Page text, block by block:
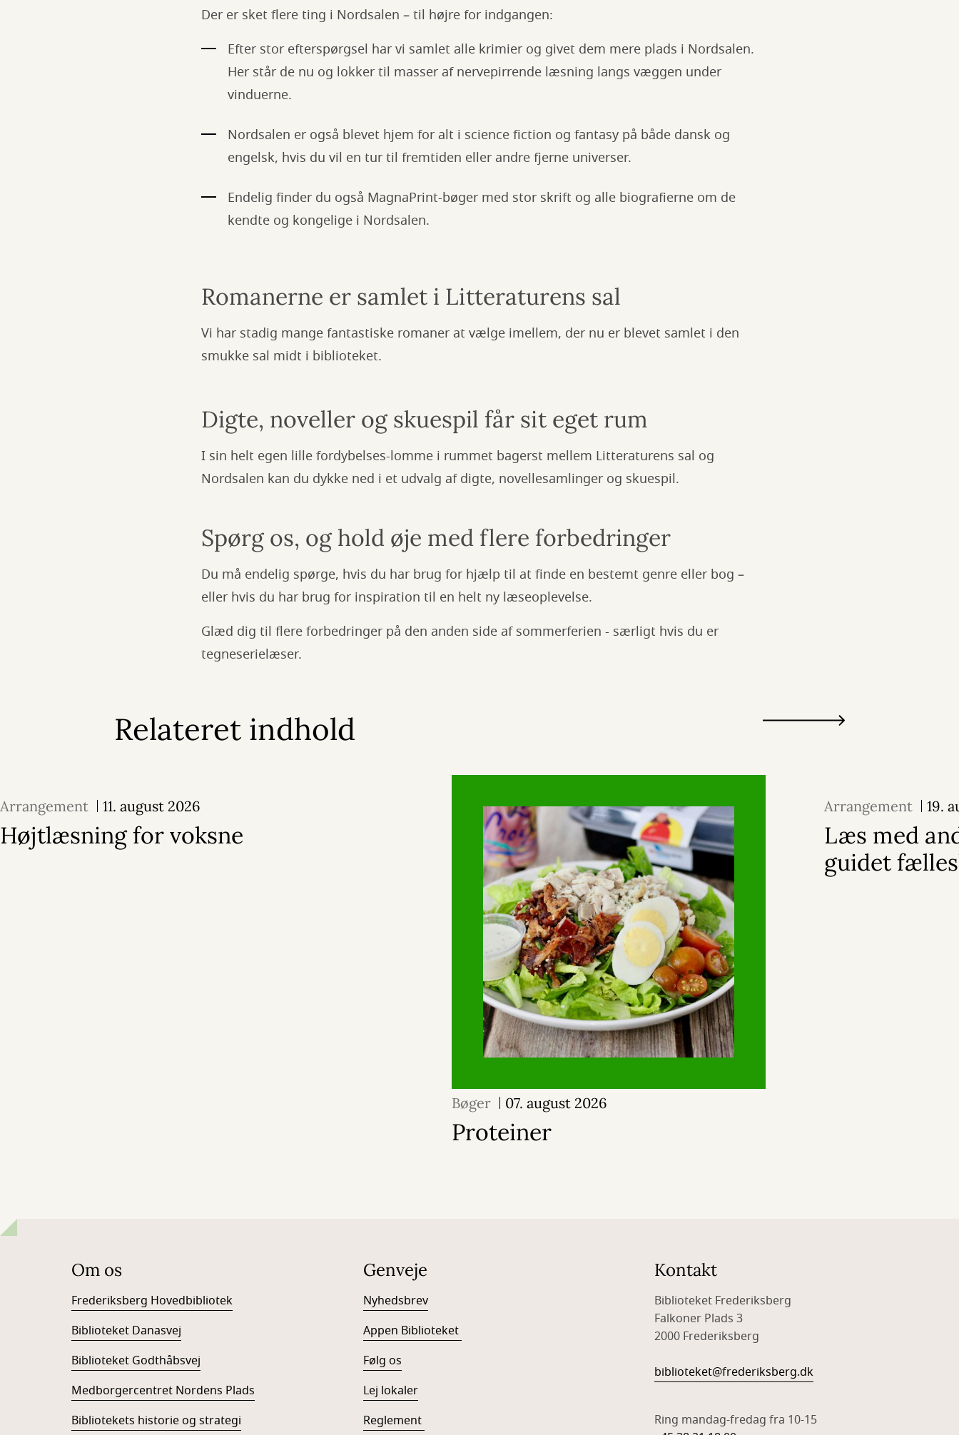
Der er sket flere ting i Nordsalen – til højre for indgangen:
Efter stor efterspørgsel har vi samlet alle krimier og givet dem mere plads i Nordsalen.
Her står de nu og lokker til masser af nervepirrende læsning langs væggen under
vinduerne.
Nordsalen er også blevet hjem for alt i science fiction og fantasy på både dansk og
engelsk, hvis du vil en tur til fremtiden eller andre fjerne universer.
Endelig finder du også MagnaPrint-bøger med stor skrift og alle biografierne om de
kendte og kongelige i Nordsalen.
Romanerne er samlet i Litteraturens sal
Vi har stadig mange fantastiske romaner at vælge imellem, der nu er blevet samlet i den
smukke sal midt i biblioteket.
Digte, noveller og skuespil får sit eget rum
I sin helt egen lille fordybelses-lomme i rummet bagerst mellem Litteraturens sal og
Nordsalen kan du dykke ned i et udvalg af digte, novellesamlinger og skuespil.
Spørg os, og hold øje med flere forbedringer
Du må endelig spørge, hvis du har brug for hjælp til at finde en bestemt genre eller bog –
eller hvis du har brug for inspiration til en helt ny læseoplevelse.
Glæd dig til flere forbedringer på den anden side af sommerferien - særligt hvis du er
tegneserielæser.
Relateret indhold
Arrangement 11. august 2026
Højtlæsning for voksne
Bøger 07. august 2026
Proteiner
Arrangement 19.
Læs med
guidet
Om os
Frederiksberg Hovedbibliotek
Biblioteket Danasvej
Biblioteket Godthåbsvej
Medborgercentret Nordens Plads
Bibliotekets historie og strategi
Genveje
Nyhedsbrev
Appen Biblioteket
Følg os
Lej lokaler
Reglement
Kontakt
Biblioteket Frederiksberg
Falkoner Plads 3
2000 Frederiksberg
biblioteket@frederiksberg.dk
Ring mandag-fredag fra 10-15